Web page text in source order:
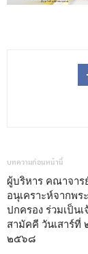
บทความก่อนหน้านี้
ผู้บริหาร คณาจาร
อนุเคราะห์จากพร
ปกครอง ร่วมเป็น
สามัคคี วันเสาร์ที่
๒๕๖๘